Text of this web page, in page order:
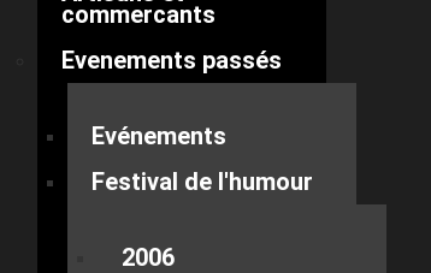
commercants
Evenements passés
Evénements
Festival de l'humour
2006